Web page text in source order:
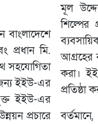
বাংলাদেশে
প্রধান মি.
সহযোগিতা
ইইউ-এর
ইইউ-এর
প্রচারে
মূল
শিল্পের
আগ্রহের
করা।
প্রতিষ্ঠা